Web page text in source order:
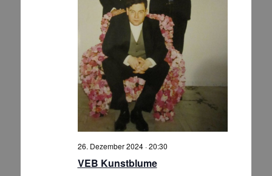
VEB Kunstblume
26. Dezember 2024 · 20:30